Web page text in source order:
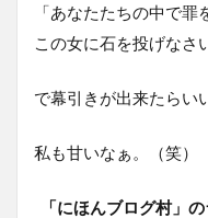
「あなたたちの中で罪
この女に石を投げなさ
で幕引きが出来たらい
私も甘いなぁ。（笑）
「にほんブログ村」